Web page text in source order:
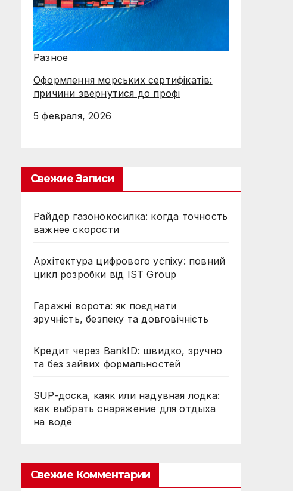
Разное
Оформлення морських сертифікатів:
причини звернутися до профі
5 февраля, 2026
Свежие Записи
Райдер газонокосилка: когда точность
важнее скорости
Архітектура цифрового успіху: повний
цикл розробки від IST Group
Гаражні ворота: як поєднати
зручність, безпеку та довговічність
Кредит через BankID: швидко, зручно
та без зайвих формальностей
SUP-доска, каяк или надувная лодка:
как выбрать снаряжение для отдыха
на воде
Свежие Комментарии